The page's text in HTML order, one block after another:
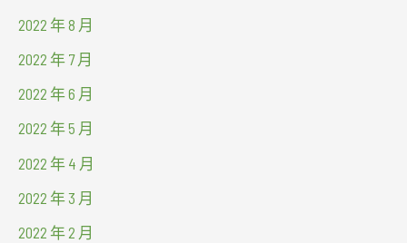
2022 年 8 月
2022 年 7 月
2022 年 6 月
2022 年 5 月
2022 年 4 月
2022 年 3 月
2022 年 2 月